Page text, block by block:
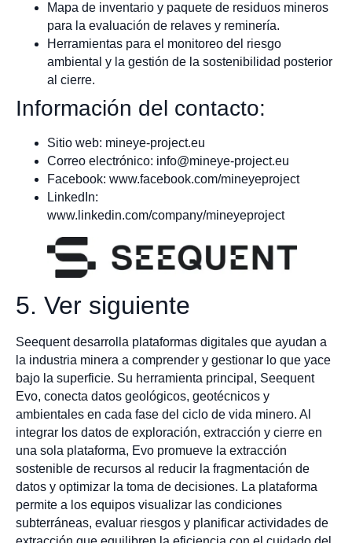
Mapa de inventario y paquete de residuos mineros
para la evaluación de relaves y reminería.
Herramientas para el monitoreo del riesgo
ambiental y la gestión de la sostenibilidad posterior
al cierre.
Información del contacto:
Sitio web: mineye-project.eu
Correo electrónico: info@mineye-project.eu
Facebook: www.facebook.com/mineyeproject
LinkedIn:
www.linkedin.com/company/mineyeproject
5. Ver siguiente
Seequent desarrolla plataformas digitales que ayudan a
la industria minera a comprender y gestionar lo que yace
bajo la superficie. Su herramienta principal, Seequent
Evo, conecta datos geológicos, geotécnicos y
ambientales en cada fase del ciclo de vida minero. Al
integrar los datos de exploración, extracción y cierre en
una sola plataforma, Evo promueve la extracción
sostenible de recursos al reducir la fragmentación de
datos y optimizar la toma de decisiones. La plataforma
permite a los equipos visualizar las condiciones
subterráneas, evaluar riesgos y planificar actividades de